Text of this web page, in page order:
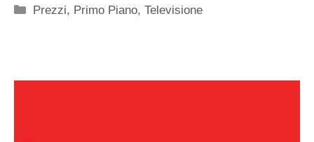
Categorie
Prezzi, Primo Piano,Televisione